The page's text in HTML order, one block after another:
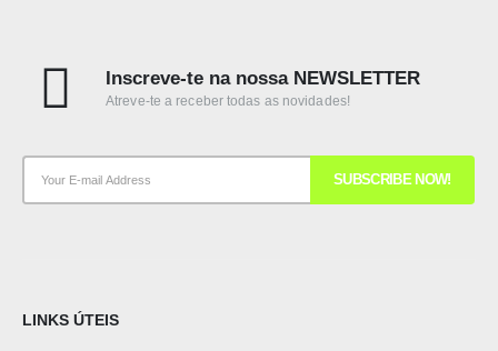
Inscreve-te na nossa NEWSLETTER
Atreve-te a receber todas as novidades!
LINKS ÚTEIS